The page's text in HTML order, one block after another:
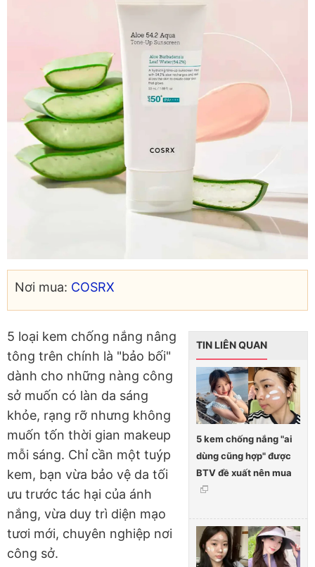
Nơi mua: COSRX
TIN LIÊN QUAN
5 kem chống nắng "ai
dùng cũng hợp" được
BTV đề xuất nên mua
5 loại kem chống nắng nâng
tông trên chính là "bảo bối"
dành cho những nàng công
sở muốn có làn da sáng
khỏe, rạng rỡ nhưng không
muốn tốn thời gian makeup
mỗi sáng. Chỉ cần một tuýp
kem, bạn vừa bảo vệ da tối
ưu trước tác hại của ánh
nắng, vừa duy trì diện mạo
tươi mới, chuyên nghiệp nơi
công sở.